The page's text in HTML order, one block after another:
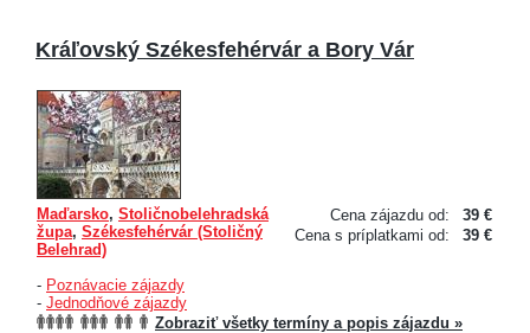
Kráľovský Székesfehérvár a Bory Vár
Cena zájazdu od:
39 €
Cena s príplatkami od:
39 €
Maďarsko, Stoličnobelehradská
župa, Székesfehérvár (Stoličný
Belehrad)
- Poznávacie zájazdy
- Jednodňové zájazdy
Zobraziť všetky termíny a popis zájazdu »